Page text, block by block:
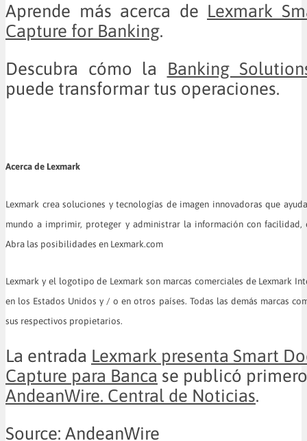
Aprende más acerca de Lexmark
Capture for Banking.
Descubra cómo la Banking
puede transformar tus operaciones.
Acerca de Lexmark
Lexmark crea soluciones y tecnologías de imagen innovadoras que
mundo a imprimir, proteger y administrar la información con facilidad,
Abra las posibilidades en Lexmark.com
Lexmark y el logotipo de Lexmark son marcas comerciales de Lexmark
en los Estados Unidos y / o en otros países. Todas las demás marcas
sus respectivos propietarios.
La entrada Lexmark presenta Smart
Capture para Banca se publicó
AndeanWire. Central de Noticias.
Source: AndeanWire